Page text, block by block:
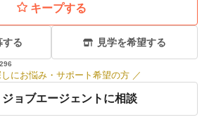
キープする
する 見学を希望する
にお悩み・サポート希望の方 ／
ジョブエージェントに相談